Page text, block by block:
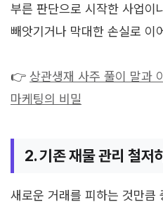
부른 판단으로 시작한 사업이
빼앗기거나 막대한 손실로 이
👉 상관생재 사주 풀이 말과
마케팅의 비밀
2. 기존 재물 관리 철저
새로운 거래를 피하는 것만큼